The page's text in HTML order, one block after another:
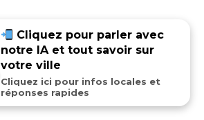
Cliquez pour parler avec
notre IA et tout savoir sur
votre ville
Cliquez ici pour infos locales et
réponses rapides